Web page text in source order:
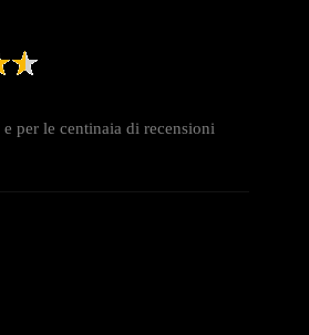
per le centinaia di recensioni